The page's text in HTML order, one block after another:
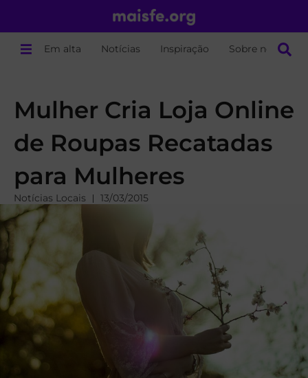
Em alta Notícias Inspiração Sobre nós
Mulher Cria Loja Online
de Roupas Recatadas
para Mulheres
Notícias Locais 13/03/2015